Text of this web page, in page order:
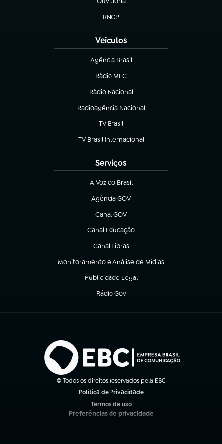
(abre em nova aba)
RNCP
(abre em nova aba)
Veículos
Agência Brasil
(abre em nova aba)
Rádio MEC
(abre em nova aba)
Rádio Nacional
Radioagência Nacional
(abre em nova aba)
TV Brasil
(abre em nova aba)
TV Brasil Internacional
(abre em nova aba)
Serviços
A Voz do Brasil
(abre em nova aba)
Agência GOV
(abre em nova aba)
Canal GOV
(abre em nova aba)
Canal Educação
(abre em nova aba)
Canal Libras
(abre em nova aba)
Monitoramento e Análise de Mídias
(abre em nova aba)
Publicidade Legal
(abre em nova aba)
Rádio Gov
(abre em nova aba)
© Todos os direitos reservados pela EBC
Política de Privacidade
Termos de uso
(abre em nova aba)
Preferências de privacidade